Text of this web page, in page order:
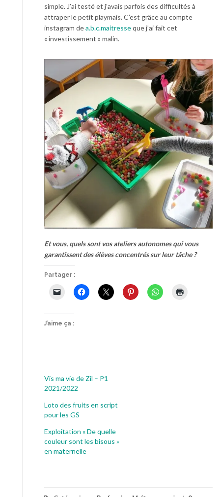
simple. J’ai testé et j’avais parfois des difficultés à
attraper le petit playmais. C’est grâce au compte
instagram dea.b.c.maitresseque j’ai fait cet
« investissement » malin.
Et vous, quels sont vos ateliers autonomes qui vous
garantissent des élèves concentrés sur leur tâche ?
Partager :
J’aime ça :
Vis ma vie de Zil – P1
2021/2022
Loto des fruits en script
pour les GS
Exploitation « De quelle
couleur sont les bisous »
en maternelle